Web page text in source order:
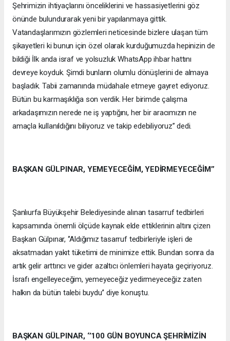
Şehrimizin ihtiyaçlarını önceliklerini ve hassasiyetlerini göz
önünde bulundurarak yeni bir yapılanmaya gittik.
Vatandaşlarımızın gözlemleri neticesinde bizlere ulaşan tüm
şikayetleri ki bunun için özel olarak kurduğumuzda hepinizin de
bildiği İlk anda israf ve yolsuzluk WhatsApp ihbar hattını
devreye koyduk. Şimdi bunların olumlu dönüşlerini de almaya
başladık. Tabii zamanında müdahale etmeye gayret ediyoruz.
Bütün bu karmaşıklığa son verdik. Her birimde çalışma
arkadaşımızın nerede ne iş yaptığını, her bir aracımızın ne
amaçla kullanıldığını biliyoruz ve takip edebiliyoruz’’ dedi.
BAŞKAN GÜLPINAR, YEMEYECEĞİM, YEDİRMEYECEĞİM’’
Şanlıurfa Büyükşehir Belediyesinde alınan tasarruf tedbirleri
kapsamında önemli ölçüde kaynak elde ettiklerinin altını çizen
Başkan Gülpınar, ‘’Aldığımız tasarruf tedbirleriyle işleri de
aksatmadan yakıt tüketimi de minimize ettik. Bundan sonra da
artık gelir arttırıcı ve gider azaltıcı önlemleri hayata geçiriyoruz.
İsrafı engelleyeceğim, yemeyeceğiz yedirmeyeceğiz zaten
halkın da bütün talebi buydu’’ diye konuştu.
BAŞKAN GÜLPINAR, ‘’100 GÜN BOYUNCA ŞEHRİMİZİN